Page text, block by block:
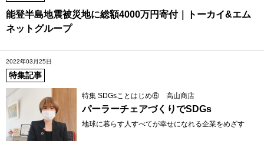
能登半島地震被災地に総額4000万円寄付｜トーカイ&エム
ネットグループ
2022年03月25日
特集記事
特集 SDGsことはじめ⑥ 高山商店
パーラーチェアづくりでSDGs
地球に暮らす人すべてが幸せになれる企業をめざす